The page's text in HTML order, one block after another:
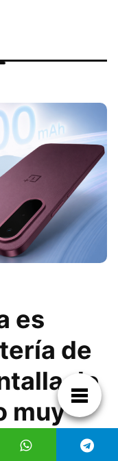
es
de
de
muy